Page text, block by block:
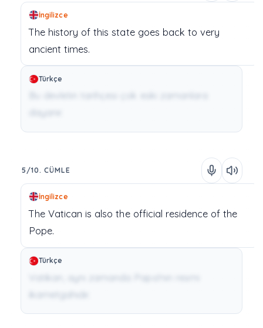
İngilizce
The history ofthis state goes back tovery
ancient times.
Türkçe
5/10. CÜMLE
İngilizce
The Vatican is also the official residence ofthe
Pope.
Türkçe
Vatikan, aynı zamanda Papa'nın resmi